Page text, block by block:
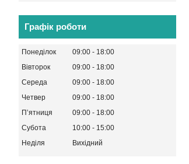
Графік роботи
Понеділок 09:00
18:00
Вівторок
09:00
18:00
Середа
09:00
18:00
Четвер
09:00
18:00
Пʼятниця
09:00
18:00
Субота
10:00
15:00
Неділя
Вихідний